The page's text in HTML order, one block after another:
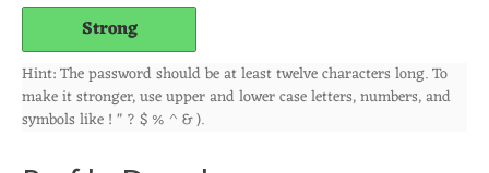
Strong
Hint: The password should be at least twelve characters long. To
make it stronger, use upper and lower case letters, numbers, and
symbols like ! " ? $ % ^ & ).